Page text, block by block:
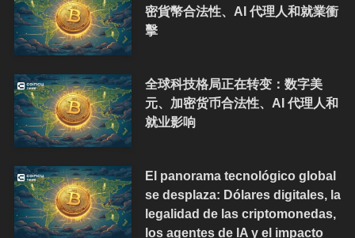
密貨幣合法性、AI 代理人和就業衝
擊
全球科技格局正在转变：数字美
元、加密货币合法性、AI 代理人和
就业影响
El panorama tecnológico global
se desplaza: Dólares digitales, la
legalidad de las criptomonedas,
los agentes de IA y el impacto